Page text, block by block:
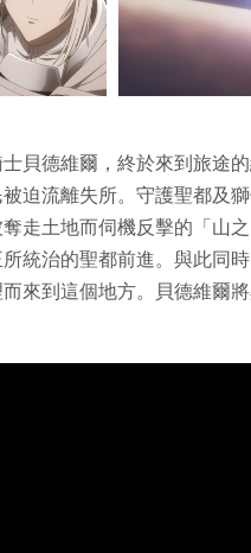
士貝德維爾，終於來到旅途
迫流離失所。守護聖都及
走土地而伺機反擊的「山
統治的聖都前進。與此同
來到這個地方。貝德維爾